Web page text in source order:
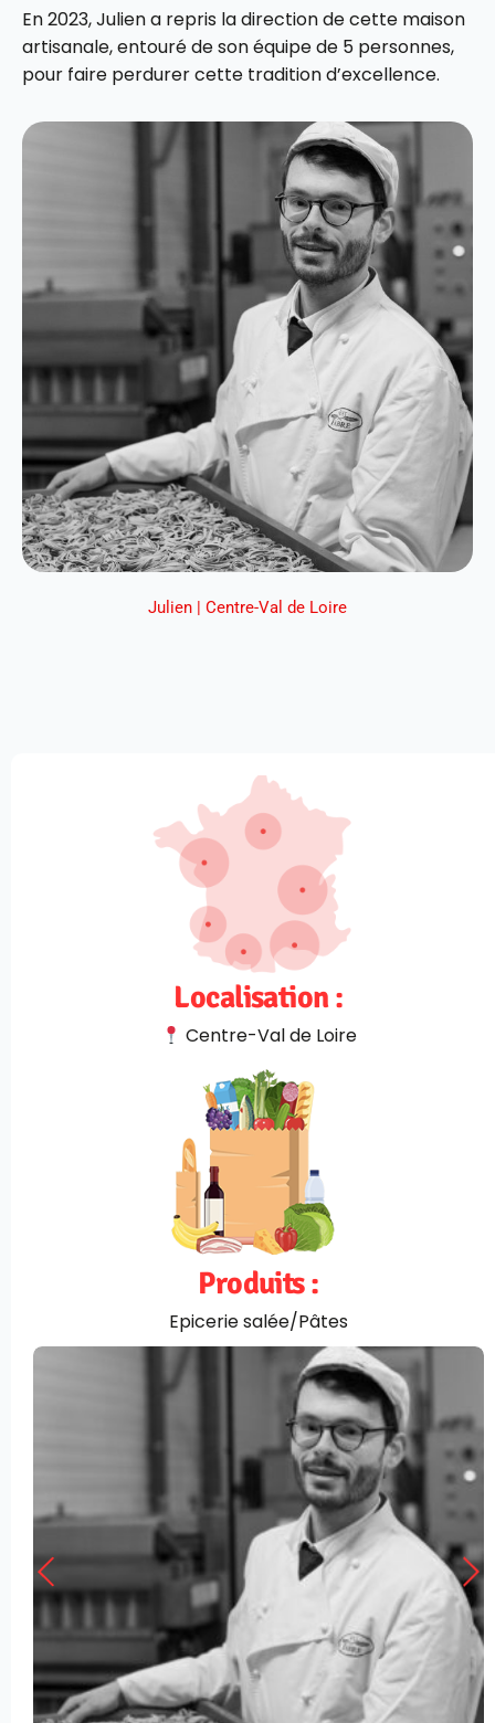
En 2023, Julien a repris la direction de cette maison
artisanale, entouré de son équipe de 5 personnes,
pour faire perdurer cette tradition d’excellence.
Julien | Centre-Val de Loire
Localisation :
Centre-Val de Loire
Produits :
Epicerie salée/Pâtes